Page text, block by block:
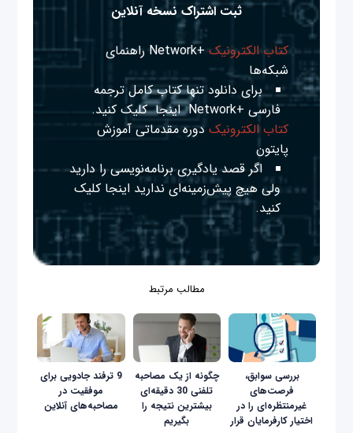
ثبت اشتراک نسخه آنلاین
کتاب الکترونیک
+Network راهنمای
شبکه‌ها
برای دانلود تنها کتاب کامل ترجمه
فارسی +Network
اینجا کلیک کنید.
کتاب الکترونیک دوره مقدماتی آموزش
پایتون
اگر قصد یادگیری برنامه‌نویسی را دارید
ولی هیچ پیش‌زمینه‌ای نداریداینجا کلیک
کنید.
مطالب مرتبط
بررسی سوابق،
فرصت‌های
غیرمنتظره‌ای را در
اختیار کارفرمایان قرار
چگونه از یک مصاحبه
تلفنی 30 دقیقه‌ای
بیشترین نتیجه را
بگیریم
9 ترفند جادویی برای
موفقیت در
مصاحبه‌های آنلاین